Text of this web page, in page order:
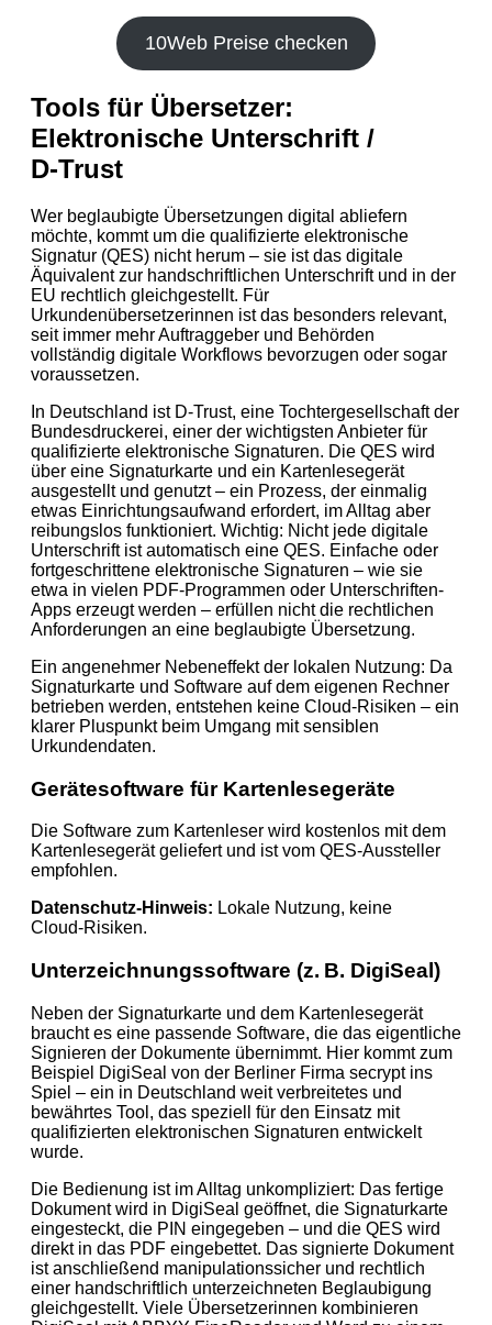
10Web Preise checken
Tools für Übersetzer:
Elektronische Unterschrift /
D‑Trust
Wer beglaubigte Übersetzungen digital abliefern
möchte, kommt um die qualifizierte elektronische
Signatur (QES) nicht herum – sie ist das digitale
Äquivalent zur handschriftlichen Unterschrift und in der
EU rechtlich gleichgestellt. Für
Urkundenübersetzerinnen ist das besonders relevant,
seit immer mehr Auftraggeber und Behörden
vollständig digitale Workflows bevorzugen oder sogar
voraussetzen.
In Deutschland ist D‑Trust, eine Tochtergesellschaft der
Bundesdruckerei, einer der wichtigsten Anbieter für
qualifizierte elektronische Signaturen. Die QES wird
über eine Signaturkarte und ein Kartenlesegerät
ausgestellt und genutzt – ein Prozess, der einmalig
etwas Einrichtungsaufwand erfordert, im Alltag aber
reibungslos funktioniert. Wichtig: Nicht jede digitale
Unterschrift ist automatisch eine QES. Einfache oder
fortgeschrittene elektronische Signaturen – wie sie
etwa in vielen PDF-Programmen oder Unterschriften-
Apps erzeugt werden – erfüllen nicht die rechtlichen
Anforderungen an eine beglaubigte Übersetzung.
Ein angenehmer Nebeneffekt der lokalen Nutzung: Da
Signaturkarte und Software auf dem eigenen Rechner
betrieben werden, entstehen keine Cloud-Risiken – ein
klarer Pluspunkt beim Umgang mit sensiblen
Urkundendaten.
Gerätesoftware für Kartenlesegeräte
Die Software zum Kartenleser wird kostenlos mit dem
Kartenlesegerät geliefert und ist vom QES‑Aussteller
empfohlen.
Datenschutz-Hinweis: Lokale Nutzung, keine
Cloud‑Risiken.
Unterzeichnungssoftware (z. B. DigiSeal)
Neben der Signaturkarte und dem Kartenlesegerät
braucht es eine passende Software, die das eigentliche
Signieren der Dokumente übernimmt. Hier kommt zum
Beispiel DigiSeal von der Berliner Firma secrypt ins
Spiel – ein in Deutschland weit verbreitetes und
bewährtes Tool, das speziell für den Einsatz mit
qualifizierten elektronischen Signaturen entwickelt
wurde.
Die Bedienung ist im Alltag unkompliziert: Das fertige
Dokument wird in DigiSeal geöffnet, die Signaturkarte
eingesteckt, die PIN eingegeben – und die QES wird
direkt in das PDF eingebettet. Das signierte Dokument
ist anschließend manipulationssicher und rechtlich
einer handschriftlich unterzeichneten Beglaubigung
gleichgestellt. Viele Übersetzerinnen kombinieren